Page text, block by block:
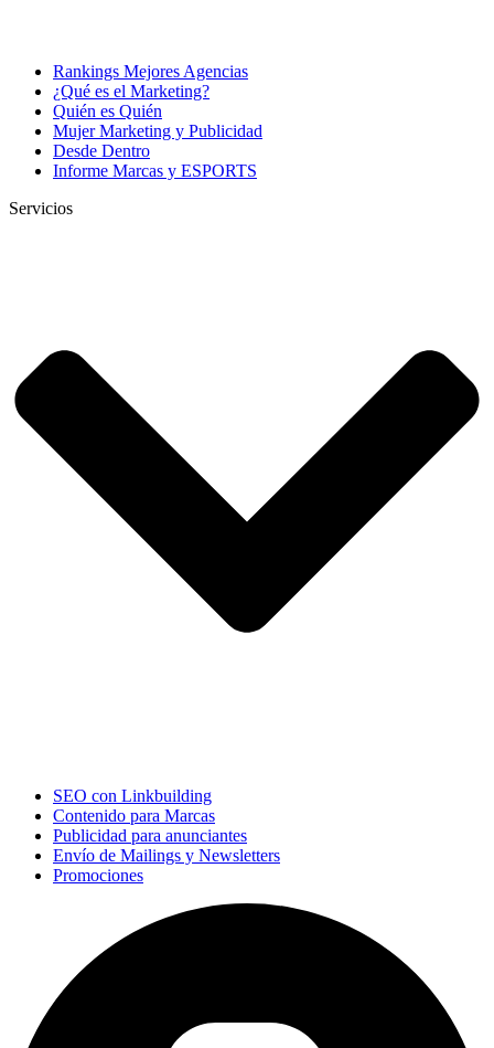
Rankings Mejores Agencias
¿Qué es el Marketing?
Quién es Quién
Mujer Marketing y Publicidad
Desde Dentro
Informe Marcas y ESPORTS
Servicios
SEO con Linkbuilding
Contenido para Marcas
Publicidad para anunciantes
Envío de Mailings y Newsletters
Promociones